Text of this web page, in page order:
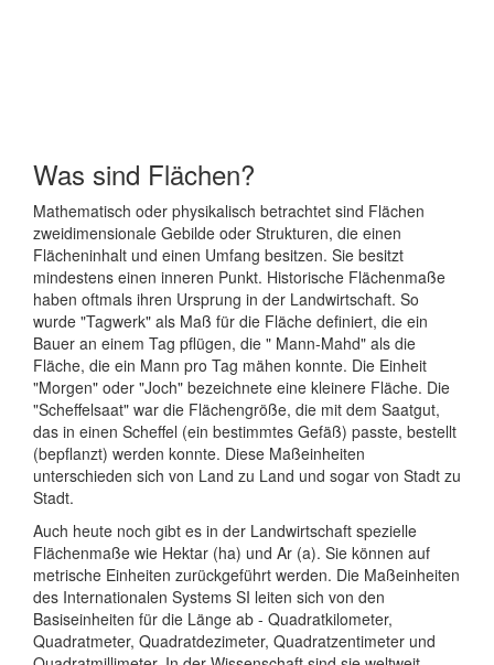
Was sind Flächen?
Mathematisch oder physikalisch betrachtet sind Flächen
zweidimensionale Gebilde oder Strukturen, die einen
Flächeninhalt und einen Umfang besitzen. Sie besitzt
mindestens einen inneren Punkt. Historische Flächenmaße
haben oftmals ihren Ursprung in der Landwirtschaft. So
wurde "Tagwerk" als Maß für die Fläche definiert, die ein
Bauer an einem Tag pflügen, die " Mann-Mahd" als die
Fläche, die ein Mann pro Tag mähen konnte. Die Einheit
"Morgen" oder "Joch" bezeichnete eine kleinere Fläche. Die
"Scheffelsaat" war die Flächengröße, die mit dem Saatgut,
das in einen Scheffel (ein bestimmtes Gefäß) passte, bestellt
(bepflanzt) werden konnte. Diese Maßeinheiten
unterschieden sich von Land zu Land und sogar von Stadt zu
Stadt.
Auch heute noch gibt es in der Landwirtschaft spezielle
Flächenmaße wie Hektar (ha) und Ar (a). Sie können auf
metrische Einheiten zurückgeführt werden. Die Maßeinheiten
des Internationalen Systems SI leiten sich von den
Basiseinheiten für die Länge ab - Quadratkilometer,
Quadratmeter, Quadratdezimeter, Quadratzentimeter und